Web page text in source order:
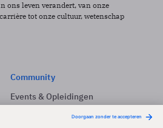
ons leven verandert, van onze
tot onze cultuur, wetenschap
Community
Events & Opleidingen